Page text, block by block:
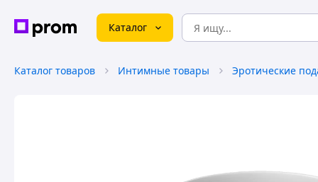
Каталог
Каталог товаров Интимные товары Эротические